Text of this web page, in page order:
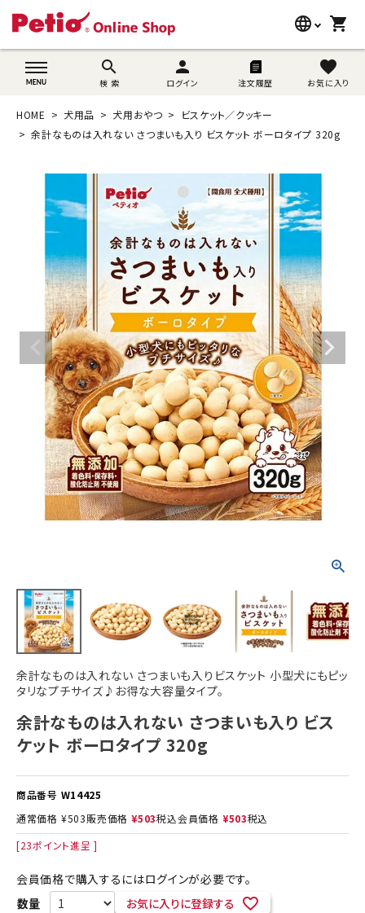
language
wovn-lang-name
shopping_cart
search
検 索
person
ログイン 注文履歴
favorite
お気に入り
search
猫用品
うさぎ用品
ブランド別に探す
目的別に探す
SNS
ご利用案内
ACCOUNT MENU
ようこそ ゲスト 様
ログイン person 新規会員登録
HOME 犬用品 犬用おやつ
ビスケット／クッキー
余計なものは入れない さつまいも入り ビスケット ボーロタイプ 320g
余計なものは入れない さつまいも入りビスケット 小型犬にもピッ
タリなプチサイズ♪お得な大容量タイプ。
余計なものは入れない さつまいも入り ビス
ケット ボーロタイプ 320g
商品番号 W14425
通常価格 ¥503販売価格 ¥503税込会員価格 ¥503税込
[23ポイント進呈 ]
会員価格で購入するにはログインが必要です。
お気に入りに登録する